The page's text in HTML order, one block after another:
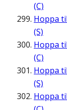
(C)
Hoppa
(S)
Hoppa
(C)
Hoppa
(S)
Hoppa